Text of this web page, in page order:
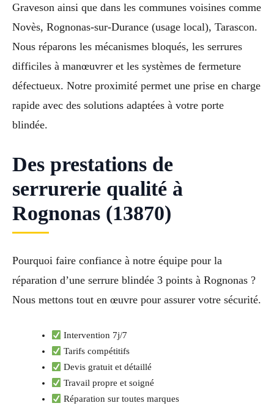
Graveson ainsi que dans les communes voisines comme
Novès, Rognonas-sur-Durance (usage local), Tarascon.
Nous réparons les mécanismes bloqués, les serrures
difficiles à manœuvrer et les systèmes de fermeture
défectueux. Notre proximité permet une prise en charge
rapide avec des solutions adaptées à votre porte
blindée.
Des prestations de
serrurerie qualité à
Rognonas (13870)
Pourquoi faire confiance à notre équipe pour la
réparation d’une serrure blindée 3 points à Rognonas ?
Nous mettons tout en œuvre pour assurer votre sécurité.
Intervention 7j/7
Tarifs compétitifs
Devis gratuit et détaillé
Travail propre et soigné
Réparation sur toutes marques